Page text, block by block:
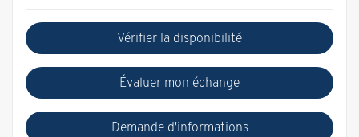
Vérifier la disponibilité
Évaluer mon échange
Demande d'informations